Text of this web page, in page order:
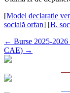
[Model declarație
socială orfan] [B.
← Burse 2025-2026
CAE) →